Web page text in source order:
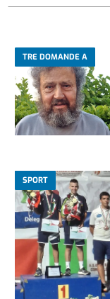
TRE DOMANDE A
SPORT